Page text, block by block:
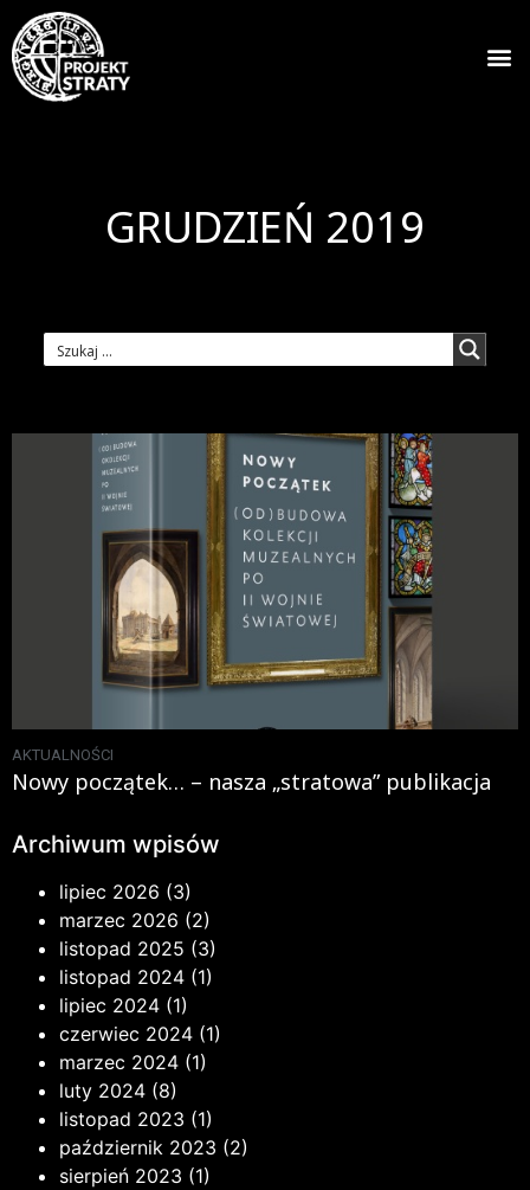
GRUDZIEŃ 2019
AKTUALNOŚCI
Nowy początek… – nasza „stratowa” publikacja
Archiwum wpisów
lipiec 2026 (3)
marzec 2026 (2)
listopad 2025 (3)
listopad 2024 (1)
lipiec 2024 (1)
czerwiec 2024 (1)
marzec 2024 (1)
luty 2024 (8)
listopad 2023 (1)
październik 2023 (2)
sierpień 2023 (1)